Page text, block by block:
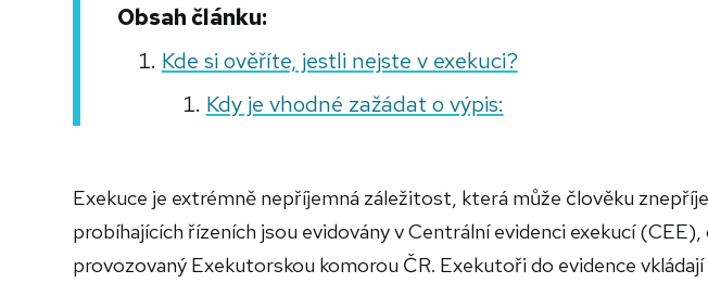
Obsah článku:
Kde si ověříte, jestli nejste v exekuci?
Kdy je vhodné zažádat o výpis:
Exekuce je extrémně nepříjemná záležitost, která může člověku
probíhajících řízeních jsou evidovány v Centrální evidenci exekucí
provozovaný Exekutorskou komorou ČR. Exekutoři do evidence